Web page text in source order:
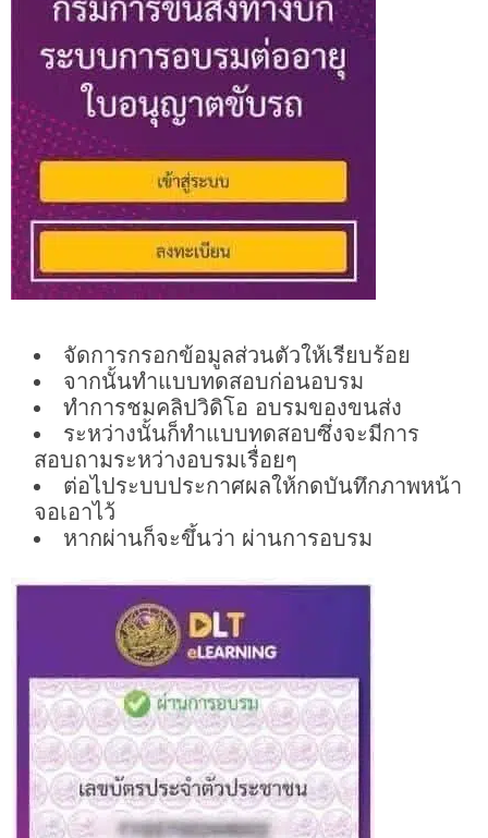
จัดการกรอกข้อมูลส่วนตัวให้เรียบร้อย
จากนั้นทำแบบทดสอบก่อนอบรม
ทำการชมคลิปวิดิโอ อบรมของขนส่ง
ระหว่างนั้นก็ทำแบบทดสอบซึ่งจะมีการ
สอบถามระหว่างอบรมเรื่อยๆ
ต่อไประบบประกาศผลให้กดบันทึกภาพหน้า
จอเอาไว้
หากผ่านก็จะขึ้นว่า ผ่านการอบรม